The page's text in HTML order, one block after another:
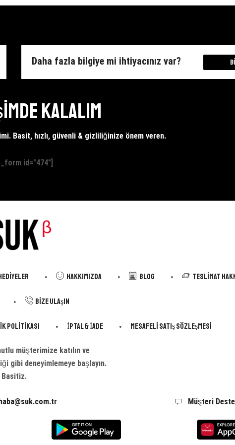
Tıkanma
Gıda
Daha fazla bilgiye mi ihtiyacınız var?
kalalım
Basit, hızlı, güvenli & gizliliğinize önem veren.
id="474"]
Hakkımızda Blog Teslimat
Bize Ulaşın
Politikası İptal & İade Mesafeli Satış Sözleşmesi
müşterimize katılın ve
gibi deneyimlemeye başlayın.
Basitiz.
Müşteri